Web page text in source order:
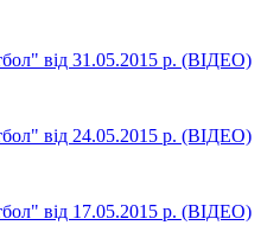
від 31.05.2015 р. (ВІДЕО)
від 24.05.2015 р. (ВІДЕО)
від 17.05.2015 р. (ВІДЕО)